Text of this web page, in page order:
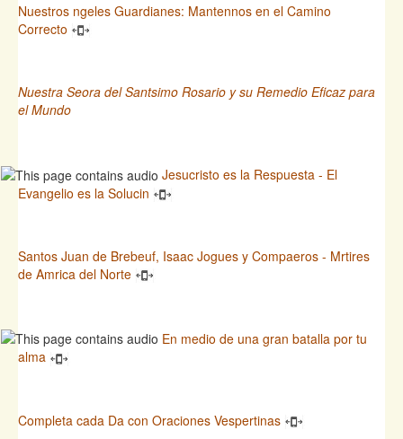
Nuestros ngeles Guardianes: Mantennos en el Camino
Correcto
Nuestra Seora del Santsimo Rosario y su Remedio Eficaz para
el Mundo
Jesucristo es la Respuesta - El
Evangelio es la Solucin
Santos Juan de Brebeuf, Isaac Jogues y Compaeros - Mrtires
de Amrica del Norte
En medio de una gran batalla por tu
alma
Completa cada Da con Oraciones Vespertinas